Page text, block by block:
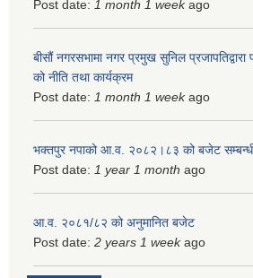
Post date: 1 month 1 weekago
बीसौं नगरसभामा नगर प्रमुख सुनिल
को नीति तथा कार्यक्रम
Post date: 1 month 1 weekago
भक्तपुर नपाको आ.व. २०८२।८३ को बजेट
Post date: 1 year 1 month ago
आ.व. २०८१/८२ को अनुमानित बजेट
Post date: 2 years 1 weekago